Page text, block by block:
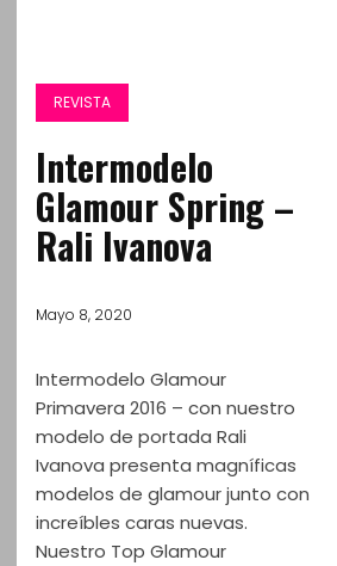
REVISTA
Intermodelo
Glamour Spring –
Rali Ivanova
Mayo 8, 2020
Intermodelo Glamour
Primavera 2016 – con nuestro
modelo de portada Rali
Ivanova presenta magníficas
modelos de glamour junto con
increíbles caras nuevas.
Nuestro Top Glamour